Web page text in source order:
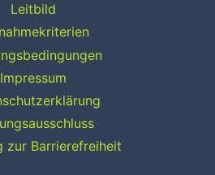
Leitbild
Impressum
zur Barrierefreiheit